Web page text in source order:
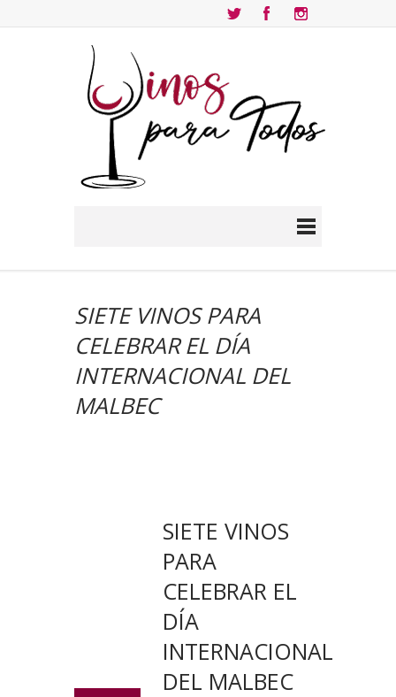
SIETE VINOS PARA
CELEBRAR EL DÍA
INTERNACIONAL DEL
MALBEC
SIETE VINOS
PARA
CELEBRAR EL
DÍA
INTERNACIONAL
DEL MALBEC